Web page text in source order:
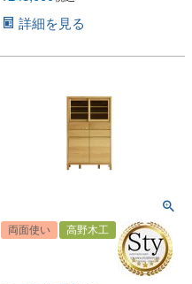
詳細を見る
両面使い 高野木工